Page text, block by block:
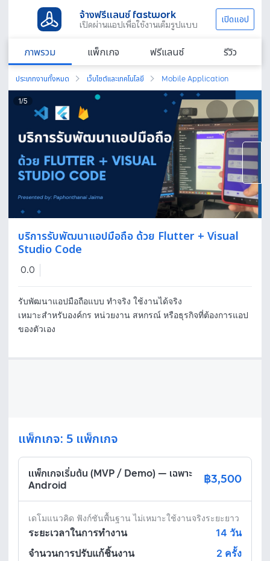
จ้างฟรีแลนซ์ fastwork
เปิดผ่านแอปเพื่อใช้งานเต็มรูปแบบ เปิดแอป
ภาพรวม แพ็กเกจ ฟรีแลนซ์ รีวิว
ประเภทงานทั้งหมด เว็บไซต์และเทคโนโลยี Mobile Application
1/5
บริการรับพัฒนาแอปมือถือ ด้วย Flutter + Visual
Studio Code
0.0
รับพัฒนาแอปมือถือแบบ ทำจริง ใช้งานได้จริง
เหมาะสำหรับองค์กร หน่วยงาน สหกรณ์ หรือธุรกิจที่ต้องการแอป
แพ็กเกจ: 5 แพ็กเกจ
แพ็กเกจเริ่มต้น (MVP / Demo) — เฉพาะ
Android
฿3,500
เดโมแนวคิด ฟังก์ชันพื้นฐาน ไม่เหมาะใช้งานจริงระยะยาว
ระยะเวลาในการทำงาน 14 วัน
จำนวนการปรับแก้ชิ้นงาน
2 ครั้ง